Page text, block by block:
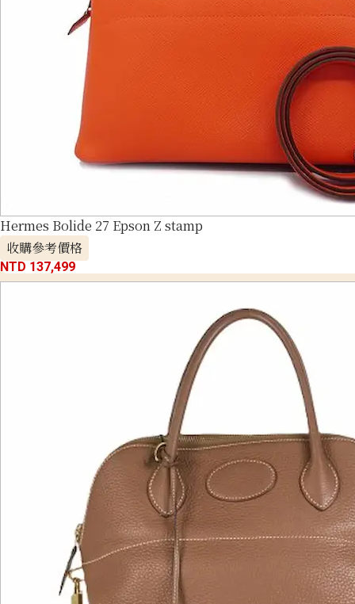
Hermes Bolide 27 Epson Z stamp
收購參考價格
NTD 137,499